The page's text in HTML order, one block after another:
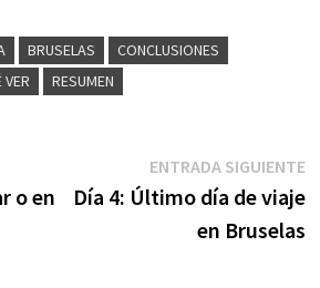
BRUSELAS
CONCLUSIONES
VER RESUMEN
o en
ENTRADA SIGUIENTE
Día 4: Último día de viaje
en Bruselas